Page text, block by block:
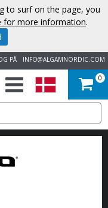
INFO@ALGAMNORDIC.COM
PÅ
0
to surf on the page, you
for more information.